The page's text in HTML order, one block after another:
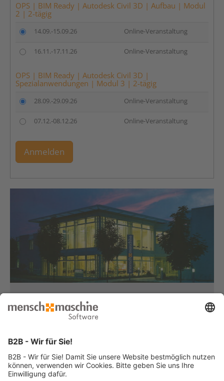
OPS | BIM Ready | Autodesk Civil 3D | Aufbau | Modul
2 | 2-tägig
14.09.-15.09.26 Online-Veranstaltung
16.11.-17.11.26 Online-Veranstaltung
OPS | BIM Ready | Autodesk Civil 3D |
Spezialanwendungen | Modul 3 | 2-tägig
28.09.-29.09.26 Online-Veranstaltung
07.12.-08.12.26 Online-Veranstaltung
Anmelden
Haben Sie Fragen?
Dann rufen Sie uns an...
von 08:30 bis 12:00 Uhr
und 12:30 bis 17:00 Uhr